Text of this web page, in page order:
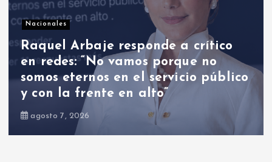
Nacionales
Abinader frente a nuevos rumores
de cambios: ¿habrá nombramientos
el 16 de agosto?
agosto 9, 2026